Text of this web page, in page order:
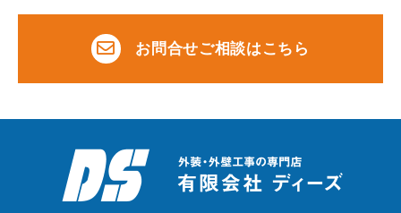
お問合せご相談はこちら